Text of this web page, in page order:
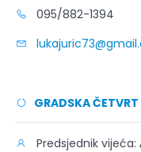
095/882-1394
GRADSKA
Predsjednik vijeća: